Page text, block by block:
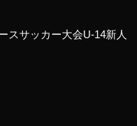
スサッカー大会U-14新人